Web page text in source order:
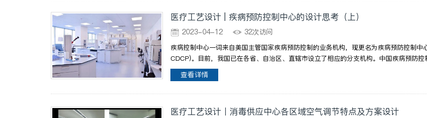
医疗工艺设计 | 疾病预防控制中心的设计思考（上）
2023-04-12 32次访问
疾病控制中心一词来自美国主管国家疾病预防控制的业务机构，现更名为疾病预防控
CDCP)。目前，我国已在各省、自治区、直辖市设立了相应的分支机构。中国疾病预防
查看详情
医疗工艺设计丨消毒供应中心各区域空气调节特点及方案设计